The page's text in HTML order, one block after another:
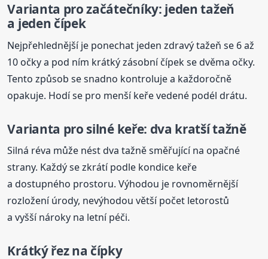
Varianta pro začátečníky: jeden tažeň
a jeden čípek
Nejpřehlednější je ponechat jeden zdravý tažeň se 6 až
10 očky a pod ním krátký zásobní čípek se dvěma očky.
Tento způsob se snadno kontroluje a každoročně
opakuje. Hodí se pro menší keře vedené podél drátu.
Varianta pro silné keře: dva kratší tažně
Silná réva může nést dva tažně směřující na opačné
strany. Každý se zkrátí podle kondice keře
a dostupného prostoru. Výhodou je rovnoměrnější
rozložení úrody, nevýhodou větší počet letorostů
a vyšší nároky na letní péči.
Krátký řez na čípky